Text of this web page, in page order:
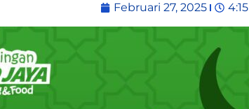
Februari 27, 2025